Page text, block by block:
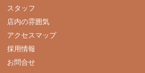
スタッフ
店内の雰囲気
アクセスマップ
採用情報
お問合せ